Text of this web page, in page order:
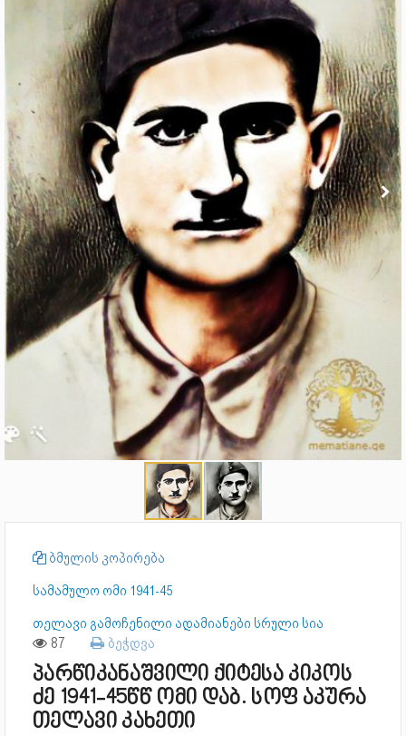
ბმულის კოპირება
სამამულო ომი 1941-45
თელავი გამოჩენილი ადამიანები სრული სია
87 ბეჭდვა
პარწიკანაშვილი ქიტესა კიკოს
ძე 1941-45წწ ომი დაბ. სოფ აკურა
თელავი კახეთი